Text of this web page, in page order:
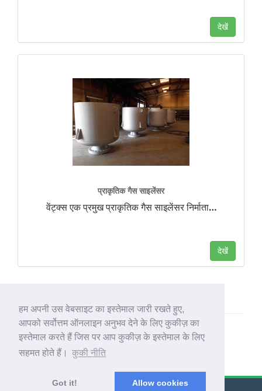
हम अपनी उस वेबसाइट का इस्तेमाल जारी रखते हुए,
आपको सर्वोत्तम ऑनलाइन अनुभव देने के लिए कुकीज़ का
इस्तेमाल करते हैं जिस पर आप कुकीज़ के इस्तेमाल के लिए
सहमत होते हैं।
कुकी नीति
Got it! Allow cookies
देखें
प्राकृतिक गैस साइलेंसर
वेंट्क्स एक प्रमुख प्राकृतिक गैस साइलेंसर निर्माता…
देखें